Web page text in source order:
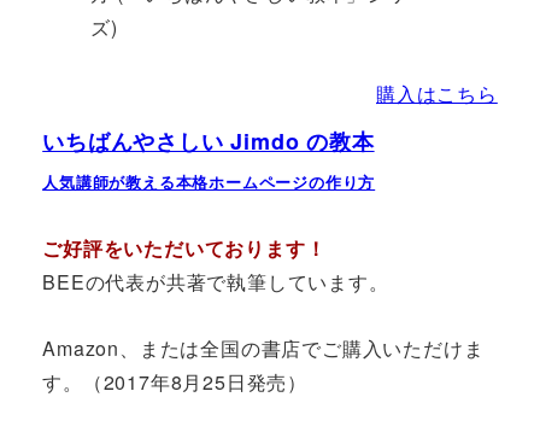
購入はこちら
いちばんやさしい Jimdo の教本
人気講師が教える本格ホームページの作り方
ご好評をいただいております！
BEEの代表が共著で執筆しています。
Amazon、または全国の書店でご購入いただけま
す。（2017年8月25日発売）